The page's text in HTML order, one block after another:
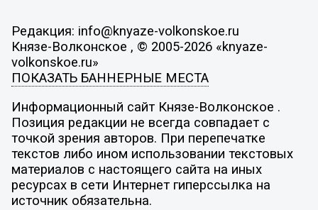
Редакция: info@knyaze-volkonskoe.ru
Князе-Волконское , © 2005-2026 «knyaze-
volkonskoe.ru»
ПОКАЗАТЬ БАННЕРНЫЕ МЕСТА
Информационный сайт Князе-Волконское .
Позиция редакции не всегда совпадает с
точкой зрения авторов. При перепечатке
текстов либо ином использовании текстовых
материалов с настоящего сайта на иных
ресурсах в сети Интернет гиперссылка на
источник обязательна.